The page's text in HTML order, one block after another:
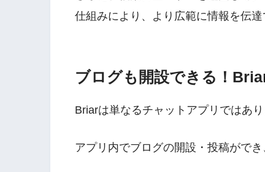
仕組みにより、より広範に情報を伝達
ブログも開設できる！
Briarは単なるチャットアプリではあり
アプリ内でブログの開設・投稿がで